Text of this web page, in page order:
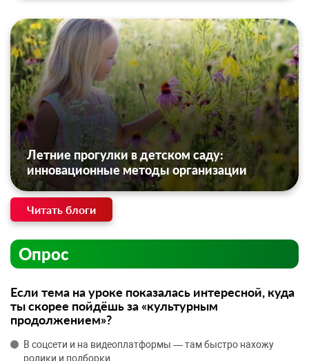
Летние прогулки в детском саду:
инновационные методы организации
Читать блоги
Опрос
Если тема на уроке показалась интересной, куда
ты скорее пойдёшь за «культурным
продолжением»?
В соцсети и на видеоплатформы — там быстро нахожу
ролики и подборки.